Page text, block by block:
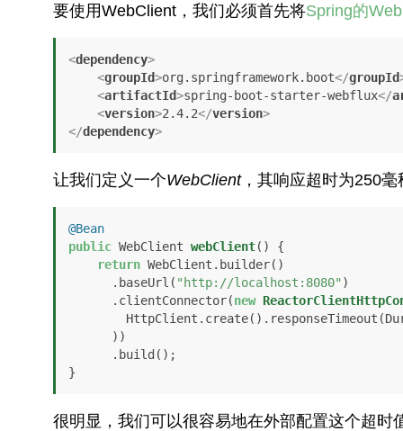
要使用WebClient，我们必须首先将Spring的
<dependency>
<groupId>org.springframework.boot</groupId
<artifactId>spring-boot-starter-webflux</
<version>2.4.2</version>
</dependency>
让我们定义一个WebClient，其响应超时为250
@Bean
public WebClient webClient()
{
return WebClient.builder()
      .baseUrl(
"http://localhost:8080" )
      .clientConnector(
new
}
很明显，我们可以很容易地在外部配置这个超